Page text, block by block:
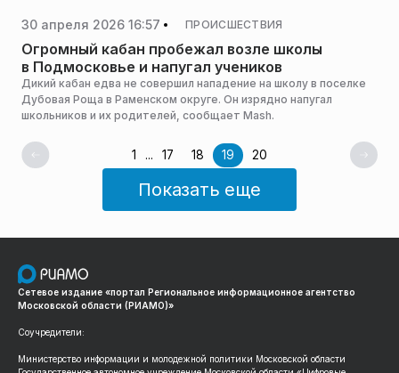
30 апреля 2026 16:57 ПРОИСШЕСТВИЯ
Огромный кабан пробежал возле школы
в Подмосковье и напугал учеников
Дикий кабан едва не совершил нападение на школу в поселке
Дубовая Роща в Раменском округе. Он изрядно напугал
школьников и их родителей, сообщает Mash.
1 ... 17 18 19 20
Показать еще
Сетевое издание «портал Региональное информационное агентство
Московской области (РИАМО)»
Соучредители:
Министерство информации и молодежной политики Московской области